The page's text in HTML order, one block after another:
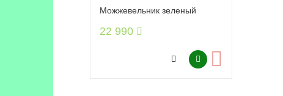
Можжевельник зеленый
22 990